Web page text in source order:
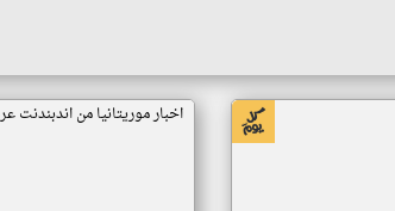
اخبار موريتانيا من اندبندنت